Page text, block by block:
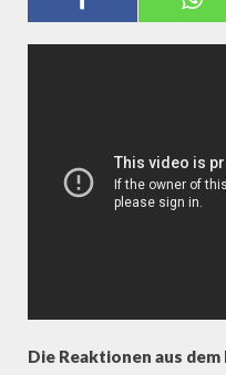
AUS DEM NETZ
Die Reaktionen aus